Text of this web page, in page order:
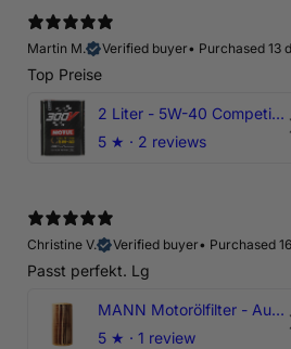
Martin M.
Verified buyer• Purchased 13
Top Preise
2 Liter - 5W-40 Competition 300V Motul Motoröl
5 ★ · 2 reviews
Christine V.
Verified buyer• Purchased
Passt perfekt. Lg
MANN Motorölfilter - Audi RS3 TTRS RSQ3 VZ5 - DAZ DNW
5 ★ · 1 review